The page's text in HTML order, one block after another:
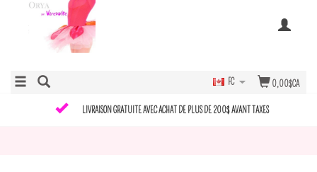
0,00$CA
FC
LIVRAISON GRATUITE AVEC ACHAT DE PLUS DE 200$ AVANT TAXES